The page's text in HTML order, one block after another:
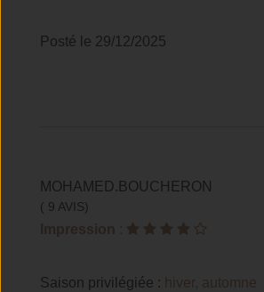
Posté le 29/12/2025
MOHAMED.BOUCHERON
( 9 AVIS)
Impression :
Saison privilégiée : hiver, automne